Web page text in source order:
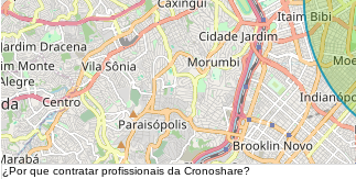
¿Por que contratar profissionais da Cronoshare?